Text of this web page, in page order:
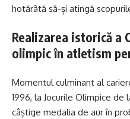
hotărâtă să-și atingă
Realizarea istorică a
olimpic în atletism
Momentul culminant al
1996, la Jocurile Olimpice de
câștige medalia de aur în